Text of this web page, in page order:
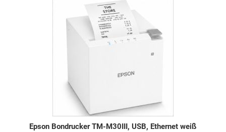
Epson Bondrucker TM-M30III, USB, Ethernet weiß